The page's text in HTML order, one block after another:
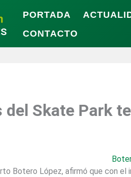
PORTADA
CONTACTO
Skate Park
Botero López, afirmó que con